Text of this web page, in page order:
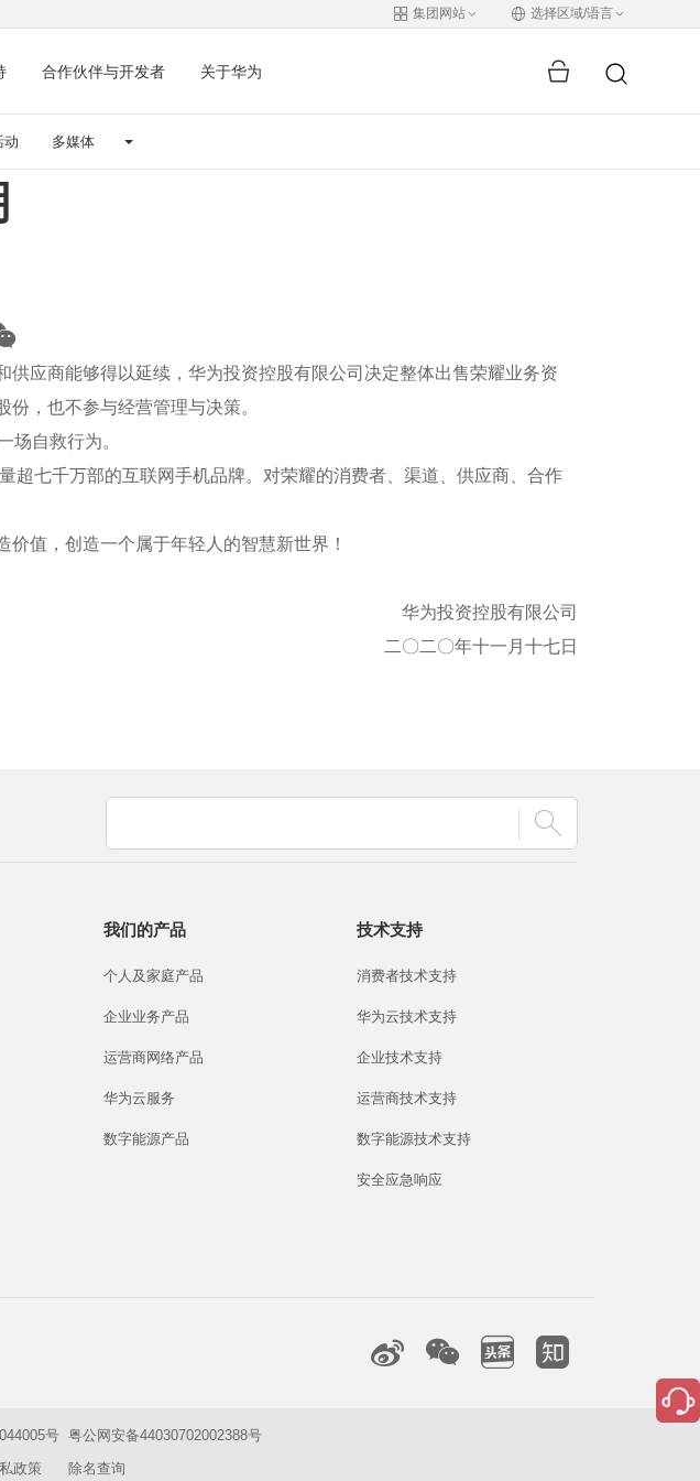
集团网站 选择区域/语言
合作伙伴与开发者 关于华为
动 多媒体
应商能够得以延续，华为投资控股有限公司决定整体出售荣耀业务资
，也不参与经营管理与决策。
场自救行为。
超七千万部的互联网手机品牌。对荣耀的消费者、渠道、供应商、合作
值，创造一个属于年轻人的智慧新世界！
华为投资控股有限公司
二〇二〇年十一月十七日
我们的产品
个人及家庭产品
企业业务产品
运营商网络产品
华为云服务
数字能源产品
技术支持
消费者技术支持
华为云技术支持
企业技术支持
运营商技术支持
数字能源技术支持
安全应急响应
号 粤公网安备44030702002388号
政策 除名查询